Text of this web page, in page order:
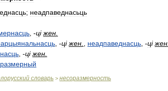
; неадпаведнасьць
-ці жен
-ці жен неадпаведнасць -ці жен
-ці жен
словарь > несоразмерность